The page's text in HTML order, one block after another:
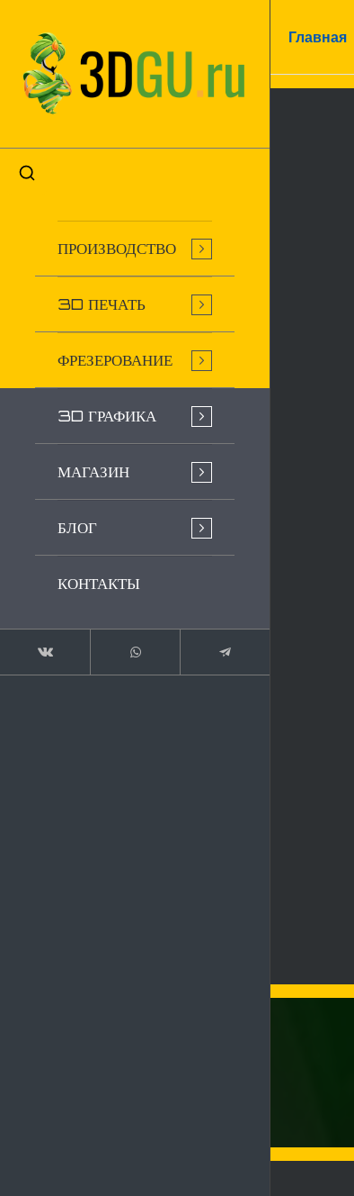
ПРОИЗВОДСТВО
3D ПЕЧАТЬ
ФРЕЗЕРОВАНИЕ
3D ГРАФИКА
МАГАЗИН
БЛОГ
КОНТАКТЫ
Главная